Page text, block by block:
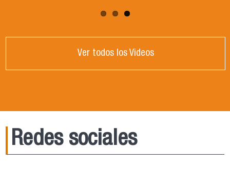
Ver todos los Videos
Redes sociales